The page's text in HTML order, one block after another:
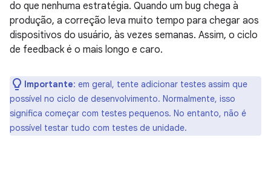
do que nenhuma estratégia. Quando um bug chega à
produção, a correção leva muito tempo para chegar aos
dispositivos do usuário, às vezes semanas. Assim, o ciclo
de feedback é o mais longo e caro.
Importante: em geral, tente adicionar testes assim que
possível no ciclo de desenvolvimento. Normalmente, isso
significa começar com testes pequenos. No entanto, não é
possível testar tudo com testes de unidade.